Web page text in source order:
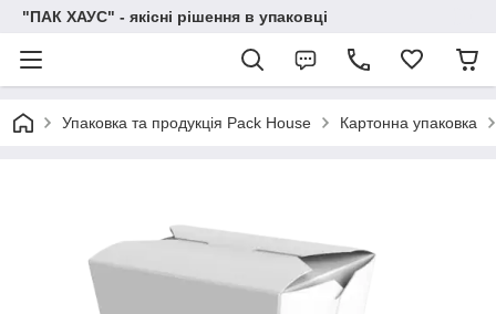
"ПАК ХАУС" - якісні рішення в упаковці
Упаковка та продукція Pack House Картонна упаковка